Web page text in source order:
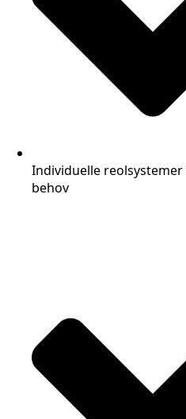
Individuelle
behov